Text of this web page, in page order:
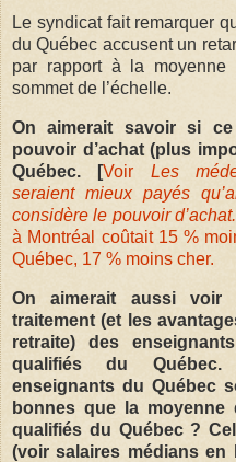
Le syndicat fait remarquer
du Québec accusent un
par rapport à la
sommet de l’échelle.
On aimerait savoir si
pouvoir d’achat (plus
Québec. [Voir Les
seraient mieux payés
considère le pouvoir
à Montréal coûtait 15 %
Québec, 17 % moins cher.
On aimerait aussi voir
traitement (et les
retraite) des
qualifiés du
enseignants du Québec
bonnes que la moyenne
qualifiés du Québec ?
(voir salaires médians